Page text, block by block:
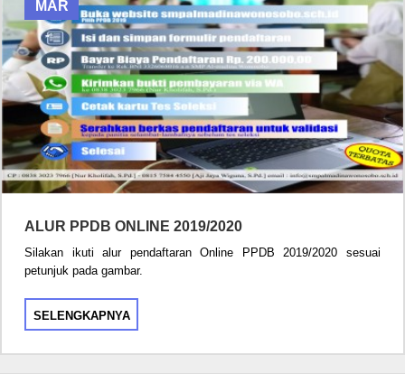
MAR
ALUR PPDB ONLINE 2019/2020
Silakan ikuti alur pendaftaran Online PPDB 2019/2020 sesuai
petunjuk pada gambar.
SELENGKAPNYA